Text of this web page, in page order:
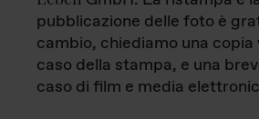
pubblicazione delle foto è
cambio, chiediamo una copia
caso della stampa, e una
caso di film e media